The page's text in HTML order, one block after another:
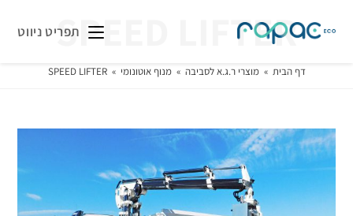
תפריט ניווטSPEED LIFTER
דף הבית » מוצרי ר.ג.א לסביבה » מנוף אוטונומי »
SPEED LIFTER